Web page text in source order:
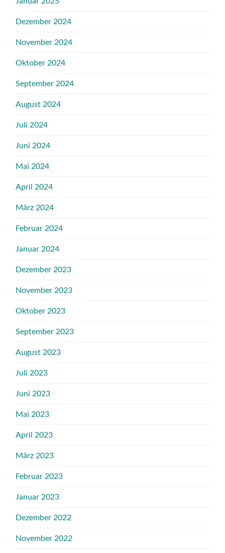
Dezember 2024
November 2024
Oktober 2024
September 2024
August 2024
Juli 2024
Juni 2024
Mai 2024
April 2024
März 2024
Februar 2024
Januar 2024
Dezember 2023
November 2023
Oktober 2023
September 2023
August 2023
Juli 2023
Juni 2023
Mai 2023
April 2023
März 2023
Februar 2023
Januar 2023
Dezember 2022
November 2022